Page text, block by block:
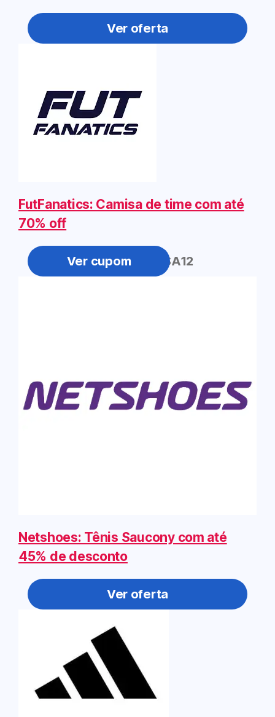
Ver oferta
FutFanatics: Camisa de time com até
70% off
VISTACAMISA12
Netshoes: Tênis Saucony com até
45% de desconto
Ver oferta